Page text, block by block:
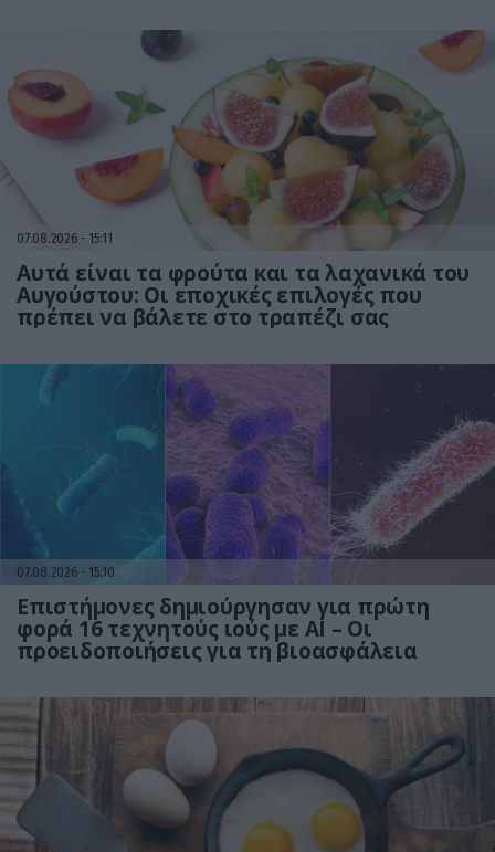
07.08.2026 15:11
Αυτά είναι τα φρούτα και τα λαχανικά του
Αυγούστου: Οι εποχικές επιλογές που
πρέπει να βάλετε στο τραπέζι σας
07.08.2026 15:10
Επιστήμονες δημιούργησαν για πρώτη
φορά 16 τεχνητούς ιούς με AI – Οι
προειδοποιήσεις για τη βιοασφάλεια